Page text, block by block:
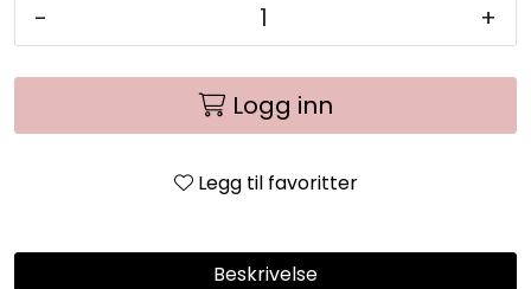
- +
Logg inn
Legg til favoritter
Beskrivelse